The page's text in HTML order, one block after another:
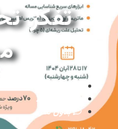
تفکر
بدون نظر